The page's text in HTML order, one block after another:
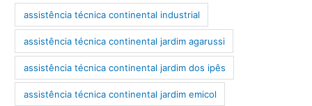
assistência técnica continental industrial
assistência técnica continental jardim agarussi
assistência técnica continental jardim dos ipês
assistência técnica continental jardim emicol